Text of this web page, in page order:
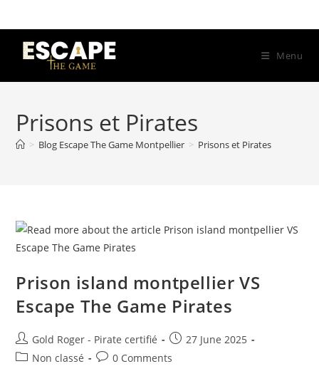
to
content
Menu
Prisons et Pirates
> Blog Escape The Game Montpellier > Prisons et Pirates
Prison island montpellier​ VS
Escape The Game Pirates
Post
author:
Gold Roger - Pirate certifié
Post
published:
27 June 2025
PostNon classé
Post0 Comments